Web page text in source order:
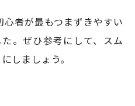
者が最もつまずきやすい
。ぜひ参考にして、スム
しましょう。